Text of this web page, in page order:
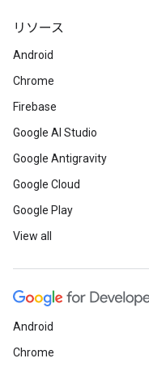
リソース
Android
Chrome
Firebase
Google AI Studio
Google Antigravity
Google Cloud
Google Play
View all
Android
Chrome